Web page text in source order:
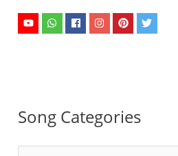
Song Categories